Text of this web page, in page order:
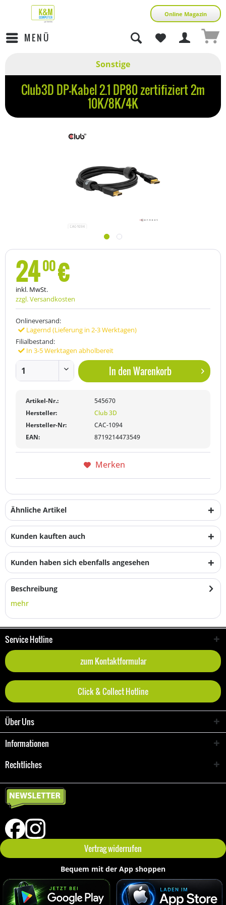
Online Magazin
MENÜ
Sonstige
Club3D DP-Kabel 2.1 DP80 zertifiziert 2m
10K/8K/4K
2400€
inkl. MwSt.
zzgl. Versandkosten
Onlineversand:
Lagernd (Lieferung in 2-3 Werktagen)
Filialbestand:
In 3-5 Werktagen abholbereit
In denWarenkorb
Artikel-Nr.:
545670
Hersteller:
Club 3D
Hersteller-Nr:
CAC-1094
EAN:
8719214473549
Merken
Ähnliche Artikel
Kunden kauften auch
Kunden haben sich ebenfalls angesehen
Beschreibung
mehr
Service Hotline
zum Kontaktformular
Click & Collect Hotline
Über Uns
Informationen
Rechtliches
Vertrag widerrufen
Bequem mit der App shoppen